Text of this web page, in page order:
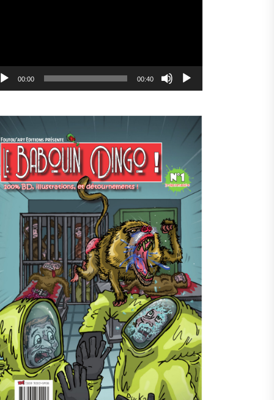
00:00 00:40